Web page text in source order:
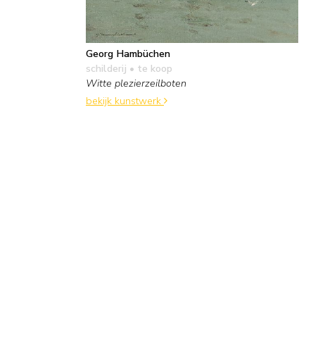
Georg Hambüchen
schilderij • te koop
Witte plezierzeilboten
bekijk kunstwerk